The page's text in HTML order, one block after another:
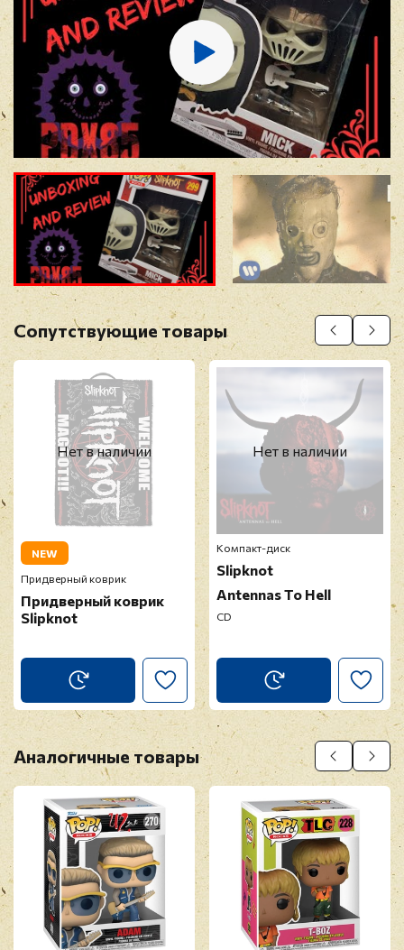
E-mail
Отзыв*
Прикрепить фото
Оставить отзыв
Перед публикацией отзывы проходят
модерацию
Сопутствующие товары
Нет в наличии
NEW
Придверный коврик
Придверный коврик
Slipknot
Нет в наличии
Компакт-диск
Slipknot
Antennas To Hell
CD
Аналогичные товары